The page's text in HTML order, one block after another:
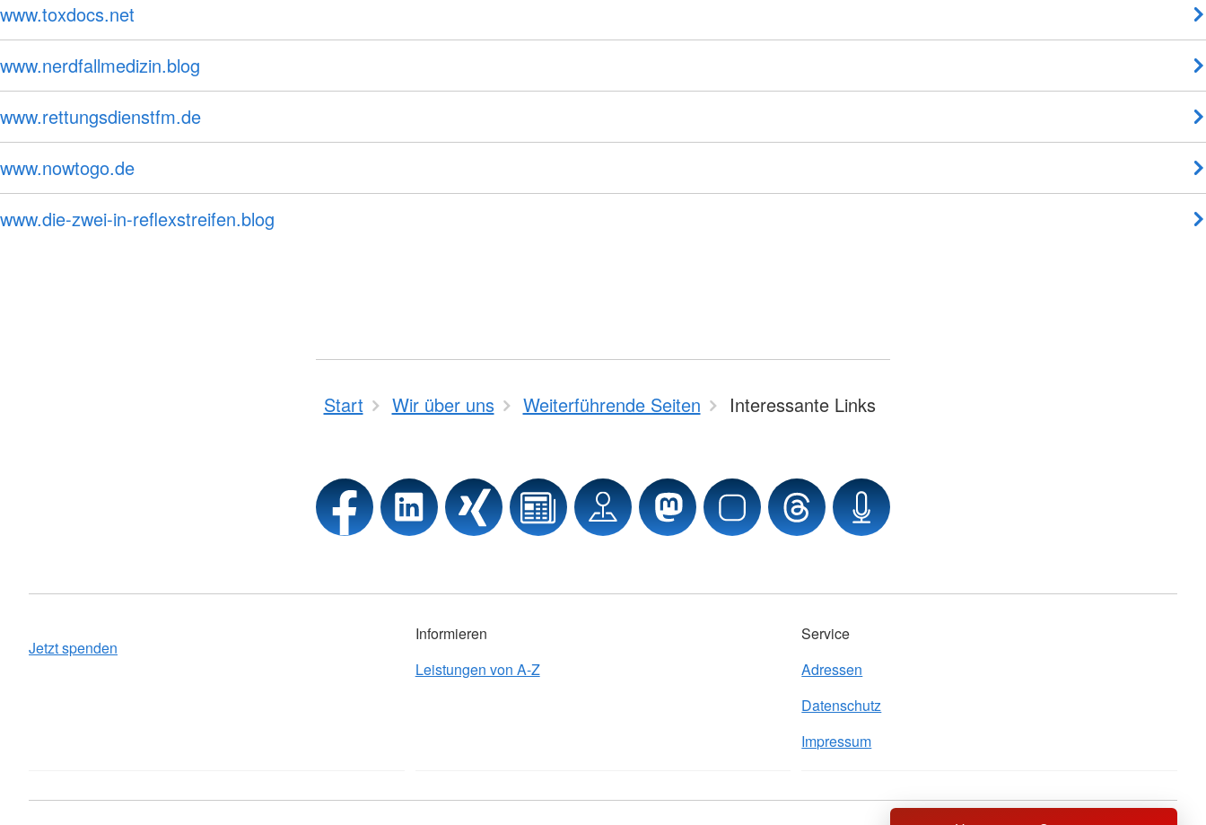
www.toxdocs.net
www.nerdfallmedizin.blog
www.rettungsdienstfm.de
www.nowtogo.de
www.die-zwei-in-reflexstreifen.blog
Start Wir über uns Weiterführende Seiten Interessante Links
Jetzt spenden
Informieren
Leistungen von A-Z
Service
Adressen
Datenschutz
Impressum